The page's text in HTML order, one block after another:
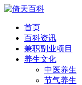
首页
百科资讯
兼职副业项目
养生文化
中医养生
节气养生